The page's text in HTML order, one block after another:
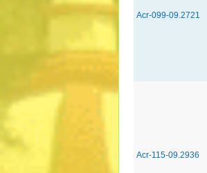
Acr-099-09.2721
Acr-115-09.2936